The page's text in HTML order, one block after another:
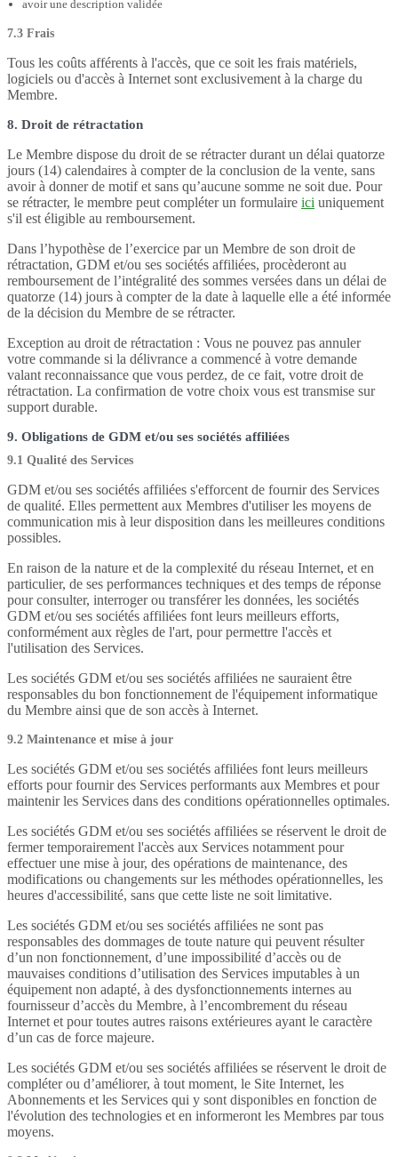
avoir une description validée
7.3 Frais
Tous les coûts afférents à l'accès, que ce soit les frais matériels,
logiciels ou d'accès à Internet sont exclusivement à la charge du
Membre.
8. Droit de rétractation
Le Membre dispose du droit de se rétracter durant un délai quatorze
jours (14) calendaires à compter de la conclusion de la vente, sans
avoir à donner de motif et sans qu’aucune somme ne soit due. Pour
se rétracter, le membre peut compléter un formulaire ici uniquement
s'il est éligible au remboursement.
Dans l’hypothèse de l’exercice par un Membre de son droit de
rétractation, GDM et/ou ses sociétés affiliées, procèderont au
remboursement de l’intégralité des sommes versées dans un délai de
quatorze (14) jours à compter de la date à laquelle elle a été informée
de la décision du Membre de se rétracter.
Exception au droit de rétractation : Vous ne pouvez pas annuler
votre commande si la délivrance a commencé à votre demande
valant reconnaissance que vous perdez, de ce fait, votre droit de
rétractation. La confirmation de votre choix vous est transmise sur
support durable.
9. Obligations de GDM et/ou ses sociétés affiliées
9.1 Qualité des Services
GDM et/ou ses sociétés affiliées s'efforcent de fournir des Services
de qualité. Elles permettent aux Membres d'utiliser les moyens de
communication mis à leur disposition dans les meilleures conditions
possibles.
En raison de la nature et de la complexité du réseau Internet, et en
particulier, de ses performances techniques et des temps de réponse
pour consulter, interroger ou transférer les données, les sociétés
GDM et/ou ses sociétés affiliées font leurs meilleurs efforts,
conformément aux règles de l'art, pour permettre l'accès et
l'utilisation des Services.
Les sociétés GDM et/ou ses sociétés affiliées ne sauraient être
responsables du bon fonctionnement de l'équipement informatique
du Membre ainsi que de son accès à Internet.
9.2 Maintenance et mise à jour
Les sociétés GDM et/ou ses sociétés affiliées font leurs meilleurs
efforts pour fournir des Services performants aux Membres et pour
maintenir les Services dans des conditions opérationnelles optimales.
Les sociétés GDM et/ou ses sociétés affiliées se réservent le droit de
fermer temporairement l'accès aux Services notamment pour
effectuer une mise à jour, des opérations de maintenance, des
modifications ou changements sur les méthodes opérationnelles, les
heures d'accessibilité, sans que cette liste ne soit limitative.
Les sociétés GDM et/ou ses sociétés affiliées ne sont pas
responsables des dommages de toute nature qui peuvent résulter
d’un non fonctionnement, d’une impossibilité d’accès ou de
mauvaises conditions d’utilisation des Services imputables à un
équipement non adapté, à des dysfonctionnements internes au
fournisseur d’accès du Membre, à l’encombrement du réseau
Internet et pour toutes autres raisons extérieures ayant le caractère
d’un cas de force majeure.
Les sociétés GDM et/ou ses sociétés affiliées se réservent le droit de
compléter ou d’améliorer, à tout moment, le Site Internet, les
Abonnements et les Services qui y sont disponibles en fonction de
l'évolution des technologies et en informeront les Membres par tous
moyens.